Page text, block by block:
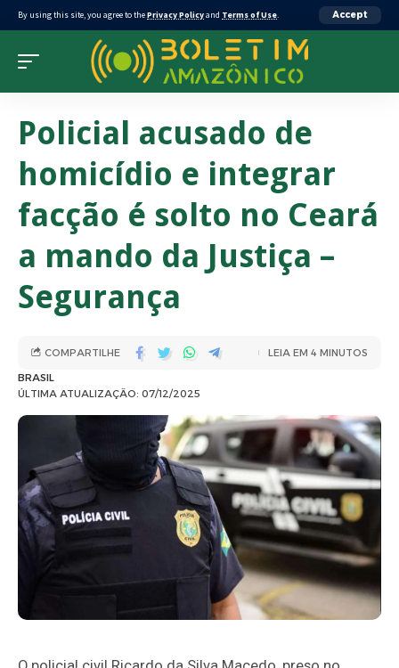
By using this site, you agree to thePrivacy Policyand Terms of Use. Accept
Policial acusado de
homicídio e integrar
facção é solto no Ceará
a mando da Justiça –
Segurança
ÚLTIMA ATUALIZAÇÃO: 07/12/2025
BRASIL
COMPARTILHE LEIA EM 4 MINUTOS